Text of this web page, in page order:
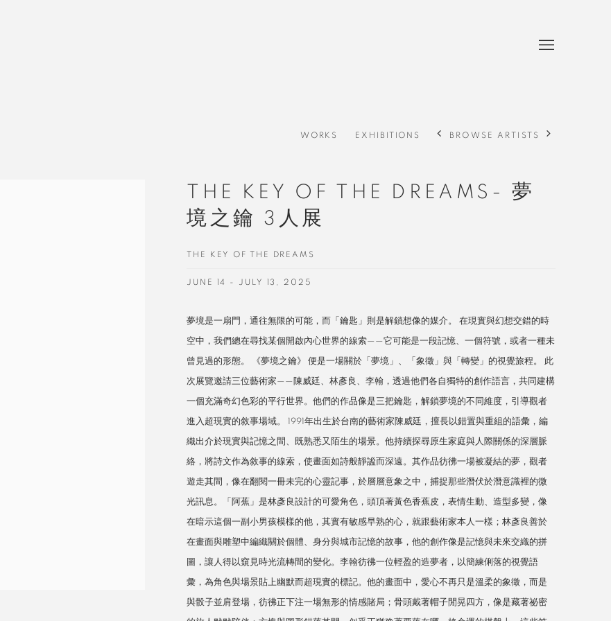
WORKS EXHIBITIONS BROWSE ARTISTS
THE KEY OF THE DREAMS- 夢
境之鑰 3人展
THE KEY OF THE DREAMS
JUNE 14 - JULY 13, 2025
夢境是一扇門，通往無限的可能，而「鑰匙」則是解鎖想像的媒介。 在現實與幻想交錯的時
空中，我們總在尋找某個開啟內心世界的線索——它可能是一段記憶、一個符號，或者一種未
曾見過的形態。 《夢境之鑰》 便是一場關於「夢境」、「象徵」與「轉變」的視覺旅程。 此
次展覽邀請三位藝術家——陳威廷、林彥良、李翰，透過他們各自獨特的創作語言，共同建構
一個充滿奇幻色彩的平行世界。他們的作品像是三把鑰匙，解鎖夢境的不同維度，引導觀者
進入超現實的敘事場域。 1991年出生於台南的藝術家陳威廷，擅長以錯置與重組的語彙，編
織出介於現實與記憶之間、既熟悉又陌生的場景。他持續探尋原生家庭與人際關係的深層脈
絡，將詩文作為敘事的線索，使畫面如詩般靜謐而深遠。其作品彷彿一場被凝結的夢，觀者
遊走其間，像在翻閱一冊未完的心靈記事，於層層意象之中，捕捉那些潛伏於潛意識裡的微
光訊息。「阿蕉」是林彥良設計的可愛角色，頭頂著黃色香蕉皮，表情生動、造型多變，像
在暗示這個一副小男孩模樣的他，其實有敏感早熟的心，就跟藝術家本人一樣；林彥良善於
在畫面與雕塑中編織關於個體、身分與城市記憶的故事，他的創作像是記憶與未來交織的拼
圖，讓人得以窺見時光流轉間的變化。李翰彷彿一位輕盈的造夢者，以簡練俐落的視覺語
彙，為角色與場景貼上幽默而超現實的標記。他的畫面中，愛心不再只是溫柔的象徵，而是
與骰子並肩登場，彷彿正下注一場無形的情感賭局；骨頭戴著帽子閒晃四方，像是藏著祕密